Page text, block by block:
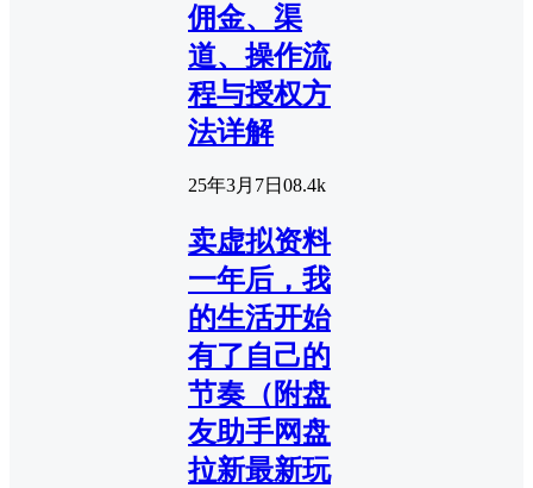
佣金、渠
道、操作流
程与授权方
法详解
25年3月7日 08.4k
卖虚拟资料
一年后，我
的生活开始
有了自己的
节奏（附盘
友助手网盘
拉新最新玩